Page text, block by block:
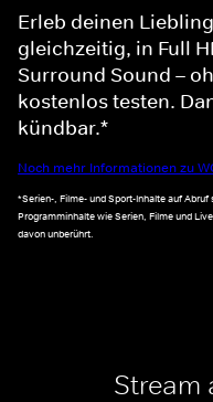
Erleb deinen
gleichzeitig, in Full
Surround Sound –
kostenlos testen.
kündbar.*
Noch mehr Informationen zu
*Serien-, Filme- und Sport-Inhalte auf
Programminhalte wie Serien, Filme und
davon unberührt.
Stream